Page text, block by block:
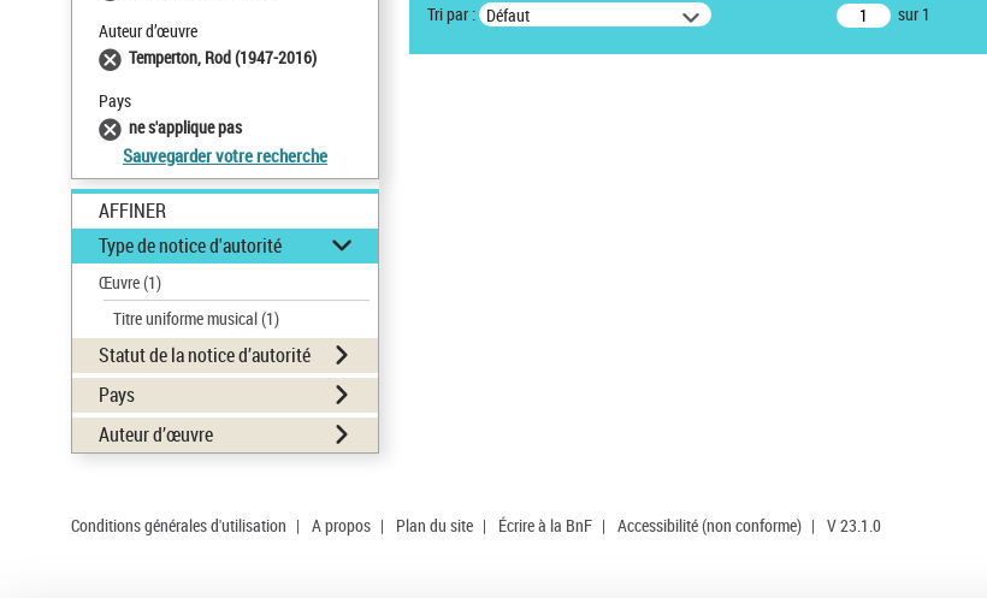
Auteur d’œuvre
Temperton, Rod (1947-2016)
Pays
ne s'applique pas
Sauvegarder votre recherche
AFFINER
Type de notice d'autorité
Œuvre(1)
Titre uniforme musical(1)
Statut de la notice d’autorité
Pays
Auteur d’œuvre
Tri par : Défaut sur 1
Conditions générales d'utilisation | A propos | Plan du site | Écrire à la BnF | Accessibilité (non conforme) | V 23.1.0